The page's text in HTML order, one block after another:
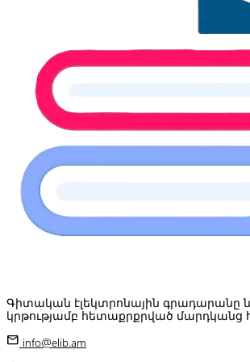
Գիտական էլեկտրոնային
կրթությամբ հետաքրքրված մարդկանց
mail info@elib.am